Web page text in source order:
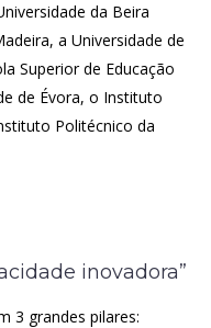
da Beira
a Universidade de
Superior de Educação
de Évora, o Instituto
Politécnico da
inovadora”
3 grandes pilares: